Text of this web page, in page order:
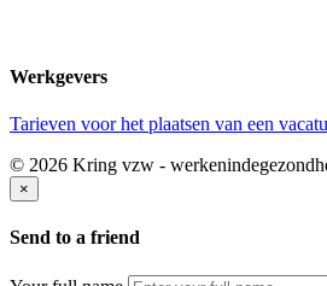
Werkgevers
Tarieven voor het plaatsen van een
© 2026 Kring vzw -
×
Send to a friend